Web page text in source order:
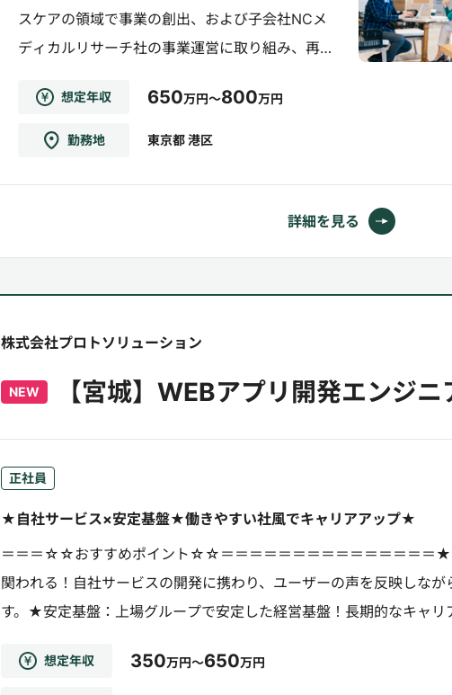
スケアの領域で事業の創出、および子会社NCメ
ディカルリサーチ社の事業運営に取り組み、再
的には】急変の「早期発見」「軽症での早期発
見」のため、国内外の最先端モニタリング技術
想定年収 650万円～800万円
勤務地 東京都 港区
詳細を見る
株式会社プロトソリューション
NEW 【宮城】WEBアプリ開発エンジニ
正社員
★自社サービス×安定基盤★働きやすい社風でキャリアアップ★
＝＝＝☆☆おすすめポイント☆☆＝＝＝＝＝＝＝＝＝＝＝＝＝＝＝★
関われる！自社サービスの開発に携わり、ユーザーの声を反映しな
す。★安定基盤：上場グループで安定した経営基盤！長期的なキャリ
想定年収 350万円～650万円